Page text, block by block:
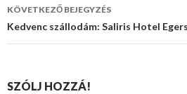
KÖVETKEZŐ BEJEGYZÉS
Kedvenc szállodám: Saliris Hotel
SZÓLJ HOZZÁ!